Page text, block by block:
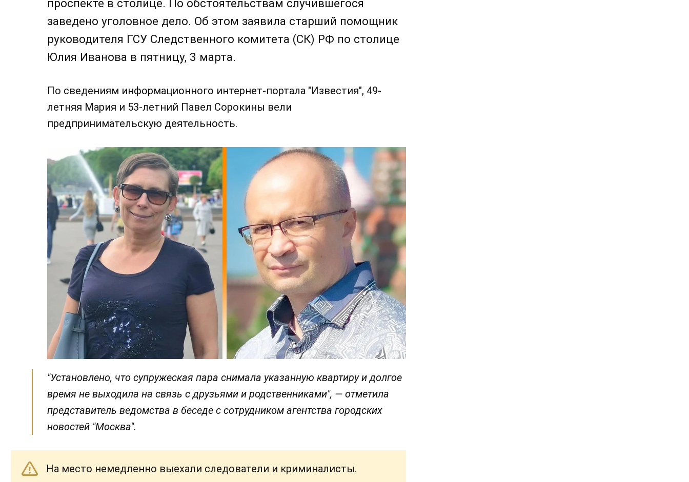
проспекте в столице. По обстоятельствам случившегося
заведено уголовное дело. Об этом заявила старший помощник
руководителя ГСУ Следственного комитета (СК) РФ по столице
Юлия Иванова в пятницу, 3 марта.
По сведениям информационного интернет-портала "Известия", 49-
летняя Мария и 53-летний Павел Сорокины вели
предпринимательскую деятельность.
"Установлено, что супружеская пара снимала указанную квартиру и долгое
время не выходила на связь с друзьями и родственниками", — отметила
представитель ведомства в беседе с сотрудником агентства городских
новостей "Москва".
На место немедленно выехали следователи и криминалисты.